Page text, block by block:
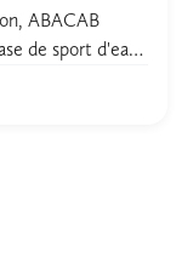
ABACAB
de sport d'eau